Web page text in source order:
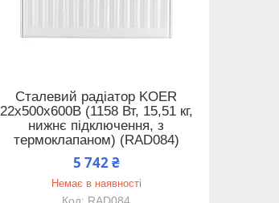
Сталевий радіатор KOER
22x500x600B (1158 Вт, 15,51 кг,
нижнє підключення, з
термоклапаном) (RAD084)
5 742 ₴
Немає в наявності